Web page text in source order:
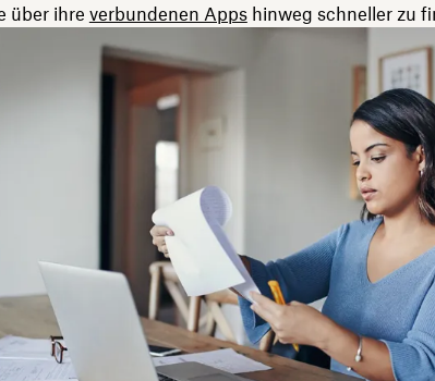
über ihre verbundenen Appshinweg schneller zu